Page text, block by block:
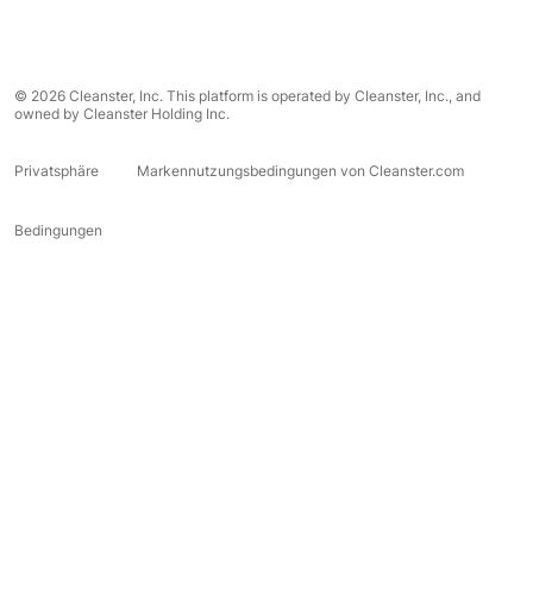
© 2026 Cleanster, Inc. This platform is operated by Cleanster, Inc., and
owned by Cleanster Holding Inc.
Privatsphäre Markennutzungsbedingungen von Cleanster.com
Bedingungen